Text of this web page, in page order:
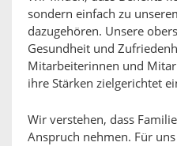
sondern einfach zu
dazugehören. Unsere
Gesundheit und
Mitarbeiterinnen und
ihre Stärken zielgerichtet
Wir verstehen, dass
Anspruch nehmen. Für